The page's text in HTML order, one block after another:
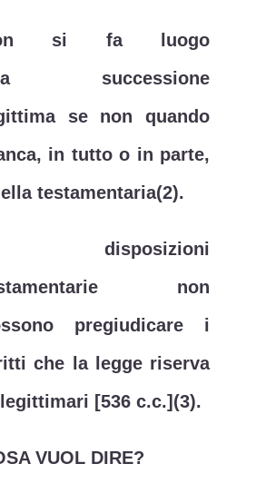
si fa luogo
successione
se non quando
in tutto o in parte,
testamentaria(2).
disposizioni
non
pregiudicare i
che la legge riserva
[536 c.c.](3).
VUOL DIRE?